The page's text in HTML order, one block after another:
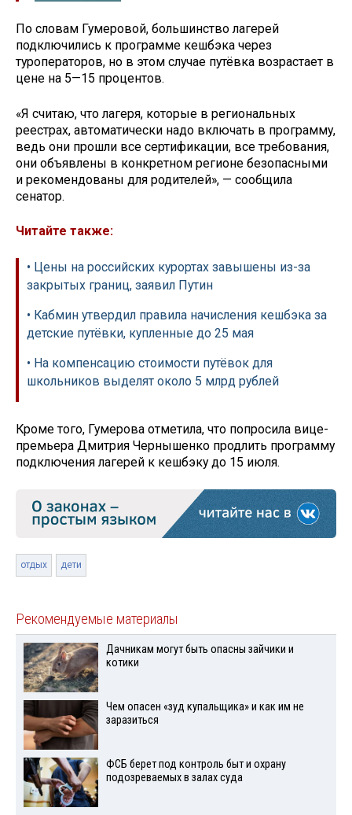
По словам Гумеровой, большинство лагерей
подключились к программе кешбэка через
туроператоров, но в этом случае путёвка возрастает в
цене на 5—15 процентов.
«Я считаю, что лагеря, которые в региональных
реестрах, автоматически надо включать в программу,
ведь они прошли все сертификации, все требования,
они объявлены в конкретном регионе безопасными
и рекомендованы для родителей», — сообщила
сенатор.
Читайте также:
• Цены на российских курортах завышены из-за
закрытых границ, заявил Путин
• Кабмин утвердил правила начисления кешбэка за
детские путёвки, купленные до 25 мая
• На компенсацию стоимости путёвок для
школьников выделят около 5 млрд рублей
Кроме того, Гумерова отметила, что попросила вице-
премьера Дмитрия Чернышенко продлить программу
подключения лагерей к кешбэку до 15 июля.
отдых дети
Рекомендуемые материалы
Дачникам могут быть опасны зайчики и
котики
Чем опасен «зуд купальщика» и как им не
заразиться
ФСБ берет под контроль быт и охрану
подозреваемых в залах суда